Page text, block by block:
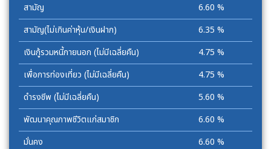
สามัญ
6.60 %
สามัญ(ไม่เกินค่าหุ้น/เงินฝาก)
6.35 %
เงินกู้รวมหนี้ภายนอก (ไม่มีเฉลี่ยคืน)
4.75 %
เพื่อการท่องเที่ยว (ไม่มีเฉลี่ยคืน)
4.75 %
ดำรงชีพ (ไม่มีเฉลี่ยคืน)
5.60 %
พัฒนาคุณภาพชีวิตแก่สมาชิก
6.60 %
มั่นคง
6.60 %